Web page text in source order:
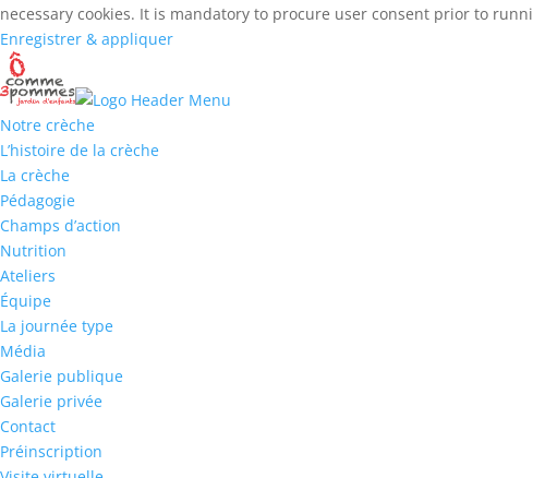
necessary cookies. It is mandatory to procure user consent prior to
Enregistrer & appliquer
Notre crèche
L’histoire de la crèche
La crèche
Pédagogie
Champs d’action
Nutrition
Ateliers
Équipe
La journée type
Média
Galerie publique
Galerie privée
Contact
Préinscription